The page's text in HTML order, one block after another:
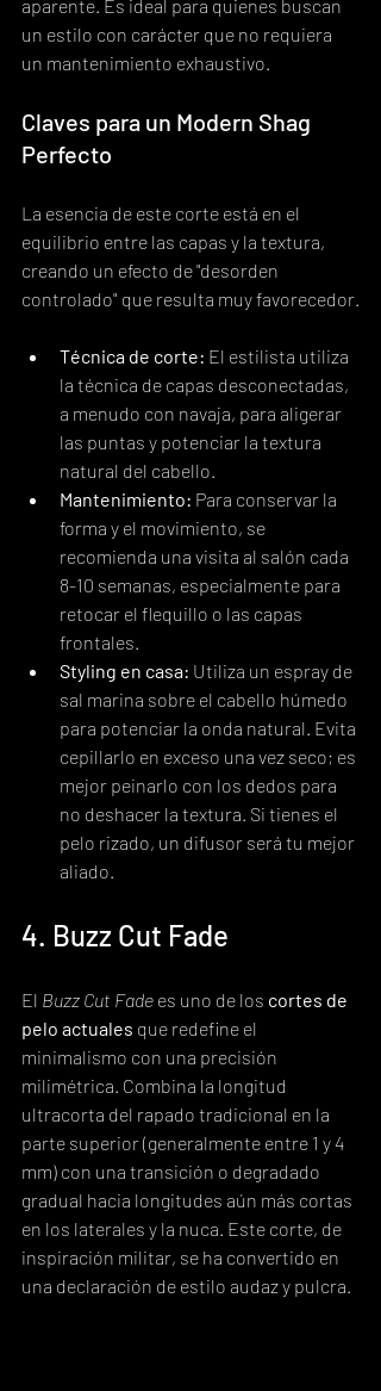
aparente. Es ideal para quienes buscan
un estilo con carácter que no requiera
un mantenimiento exhaustivo.
Claves para un Modern Shag
Perfecto
La esencia de este corte está en el
equilibrio entre las capas y la textura,
creando un efecto de "desorden
controlado" que resulta muy favorecedor.
Técnica de corte: El estilista utiliza
la técnica de capas desconectadas,
a menudo con navaja, para aligerar
las puntas y potenciar la textura
natural del cabello.
Mantenimiento: Para conservar la
forma y el movimiento, se
recomienda una visita al salón cada
8-10 semanas, especialmente para
retocar el flequillo o las capas
frontales.
Styling en casa: Utiliza un espray de
sal marina sobre el cabello húmedo
para potenciar la onda natural. Evita
cepillarlo en exceso una vez seco; es
mejor peinarlo con los dedos para
no deshacer la textura. Si tienes el
pelo rizado, un difusor será tu mejor
aliado.
4. Buzz Cut Fade
El Buzz Cut Fade es uno de los cortes de
pelo actuales que redefine el
minimalismo con una precisión
milimétrica. Combina la longitud
ultracorta del rapado tradicional en la
parte superior (generalmente entre 1 y 4
mm) con una transición o degradado
gradual hacia longitudes aún más cortas
en los laterales y la nuca. Este corte, de
inspiración militar, se ha convertido en
una declaración de estilo audaz y pulcra.